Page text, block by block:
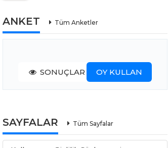
ANKET Tüm Anketler
SONUÇLAR OY KULLAN
SAYFALAR Tüm Sayfalar